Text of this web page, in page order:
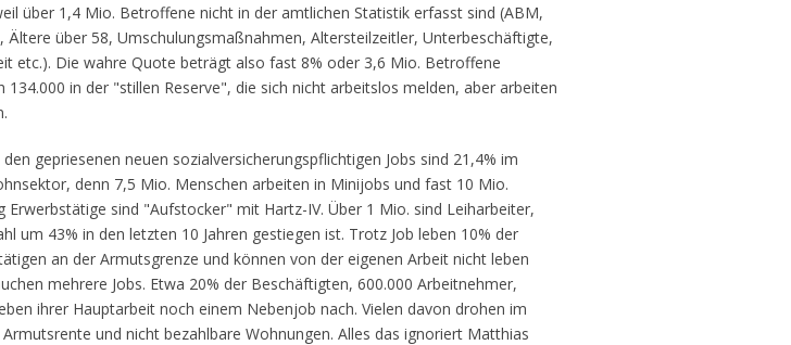
über 1,4 Mio. Betroffene nicht in der amtlichen Statistik erfasst sind (ABM,
Ältere über 58, Umschulungsmaßnahmen, Altersteilzeitler, Unterbeschäftigte,
etc.). Die wahre Quote beträgt also fast 8% oder 3,6 Mio. Betroffene
134.000 in der "stillen Reserve", die sich nicht arbeitslos melden, aber arbeiten
gepriesenen neuen sozialversicherungspflichtigen Jobs sind 21,4% im
denn 7,5 Mio. Menschen arbeiten in Minijobs und fast 10 Mio.
Erwerbstätige sind "Aufstocker" mit Hartz-IV. Über 1 Mio. sind Leiharbeiter,
um 43% in den letzten 10 Jahren gestiegen ist. Trotz Job leben 10% der
an der Armutsgrenze und können von der eigenen Arbeit nicht leben
mehrere Jobs. Etwa 20% der Beschäftigten, 600.000 Arbeitnehmer,
ihrer Hauptarbeit noch einem Nebenjob nach. Vielen davon drohen im
und nicht bezahlbare Wohnungen. Alles das ignoriert Matthias